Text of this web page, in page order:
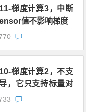
梯度计算3，中断
值不影响梯度
梯度计算2，不支
，它只支持标量对